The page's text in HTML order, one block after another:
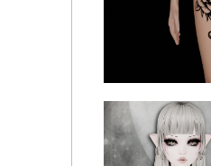
Tattoo N0.27